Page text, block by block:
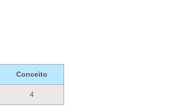
Conceito
4